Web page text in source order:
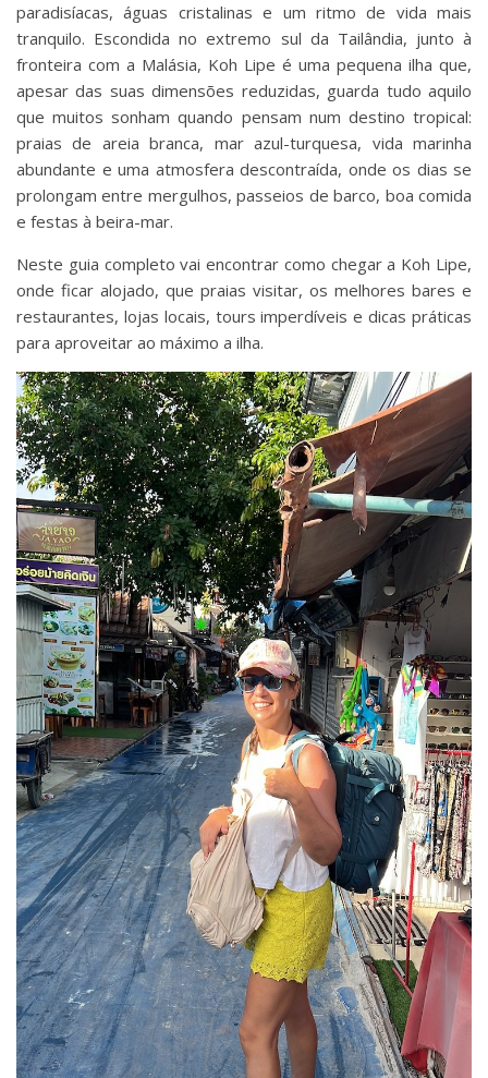
paradisíacas, águas cristalinas e um ritmo de vida mais
tranquilo. Escondida no extremo sul da Tailândia, junto à
fronteira com a Malásia, Koh Lipe é uma pequena ilha que,
apesar das suas dimensões reduzidas, guarda tudo aquilo
que muitos sonham quando pensam num destino tropical:
praias de areia branca, mar azul-turquesa, vida marinha
abundante e uma atmosfera descontraída, onde os dias se
prolongam entre mergulhos, passeios de barco, boa comida
e festas à beira-mar.
Neste guia completo vai encontrar como chegar a Koh Lipe,
onde ficar alojado, que praias visitar, os melhores bares e
restaurantes, lojas locais, tours imperdíveis e dicas práticas
para aproveitar ao máximo a ilha.